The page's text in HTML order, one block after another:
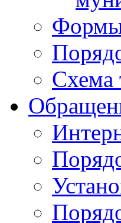
Схема